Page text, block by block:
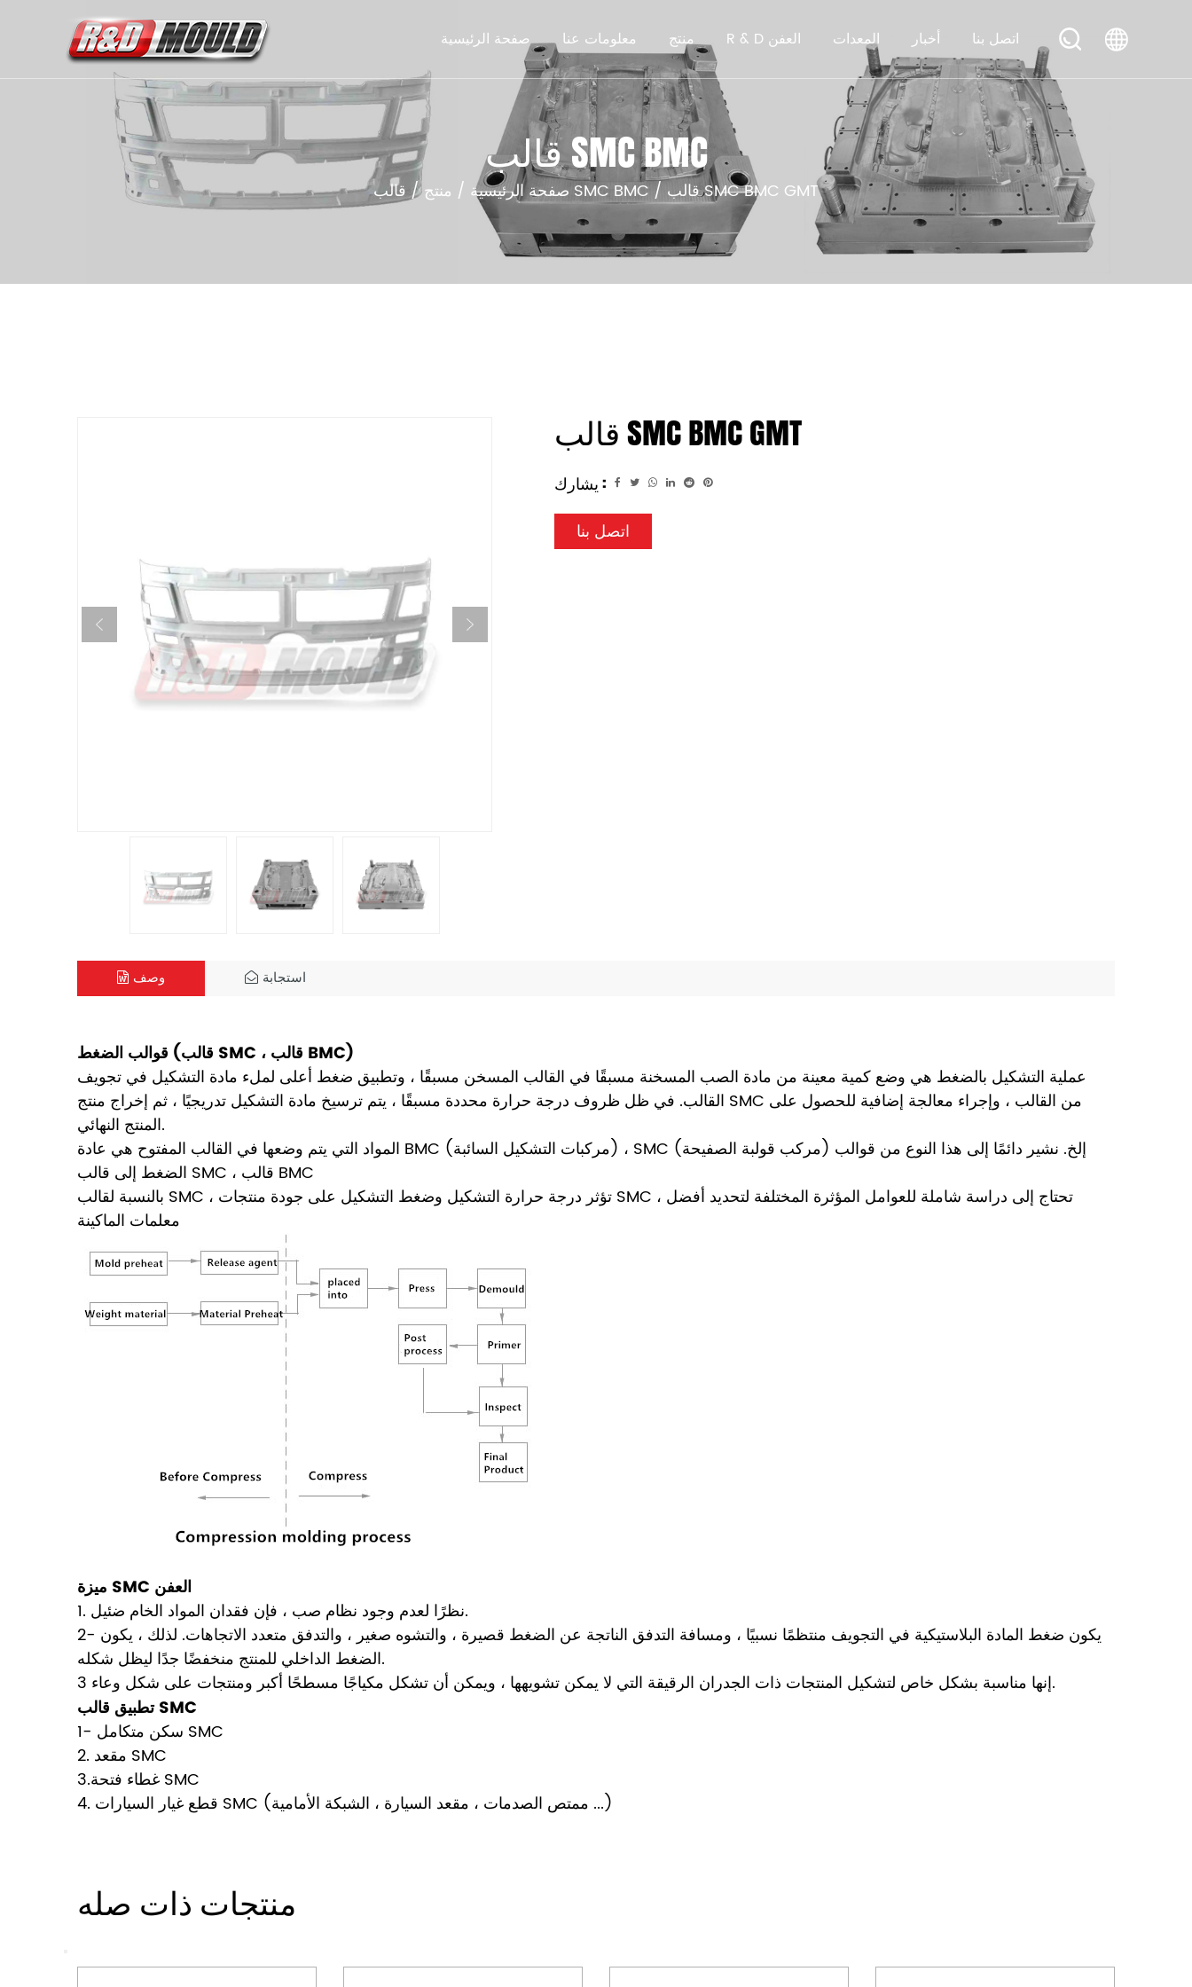
صفحة الرئيسية معلومات عنا منتج R & D العفن المعدات أخبار اتصل بنا
قالب SMC BMC
صفحة الرئيسية / منتج/ قالب SMC BMC / قالب SMC BMC GMT
قالب SMC BMC GMT
يشارك :
اتصل بنا
وصف استجابة
قوالب الضغط (قالب SMC ، قالب BMC)
عملية التشكيل بالضغط هي وضع كمية معينة من مادة الصب المسخنة مسبقًا في القالب المسخن مسبقًا ، وتطبيق ضغط أعلى لملء مادة التشكيل في تجويف
القالب. في ظل ظروف درجة حرارة محددة مسبقًا ، يتم ترسيخ مادة التشكيل تدريجيًا ، ثم إخراج منتج SMC من القالب ، وإجراء معالجة إضافية للحصول على
المنتج النهائي.
المواد التي يتم وضعها في القالب المفتوح هي عادة BMC (مركبات التشكيل السائبة) ، SMC (مركب قولبة الصفيحة) إلخ. نشير دائمًا إلى هذا النوع من قوالب
الضغط إلى قالب SMC ، قالب BMC
بالنسبة لقالب SMC ، تؤثر درجة حرارة التشكيل وضغط التشكيل على جودة منتجات SMC ، تحتاج إلى دراسة شاملة للعوامل المؤثرة المختلفة لتحديد أفضل
معلمات الماكينة
ميزة SMC العفن
1. نظرًا لعدم وجود نظام صب ، فإن فقدان المواد الخام ضئيل.
2- يكون ضغط المادة البلاستيكية في التجويف منتظمًا نسبيًا ، ومسافة التدفق الناتجة عن الضغط قصيرة ، والتشوه صغير ، والتدفق متعدد الاتجاهات. لذلك ، يكون
الضغط الداخلي للمنتج منخفضًا جدًا ليظل شكله.
3 إنها مناسبة بشكل خاص لتشكيل المنتجات ذات الجدران الرقيقة التي لا يمكن تشويهها ، ويمكن أن تشكل مكياجًا مسطحًا أكبر ومنتجات على شكل وعاء.
تطبيق قالب SMC
1- سكن متكامل SMC
2. مقعد SMC
3.غطاء فتحة SMC
4. قطع غيار السيارات SMC (ممتص الصدمات ، مقعد السيارة ، الشبكة الأمامية ...)
منتجات ذات صله